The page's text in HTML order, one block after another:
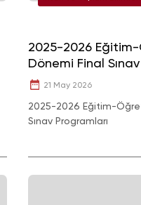
2025-2026 Eğitim-
Dönemi Final
21 May 2026
2025-2026 Eğitim-
Sınav Programları